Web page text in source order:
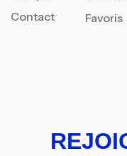
Contact
Favoris